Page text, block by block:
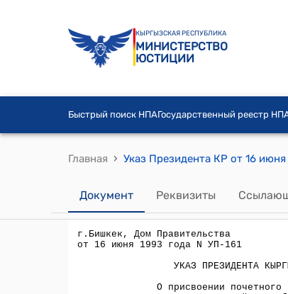
КЫРГЫЗСКАЯ РЕСПУБЛИКА
МИНИСТЕРСТВО
ЮСТИЦИИ
Быстрый поиск НПАГосударственный реестр
Главная ›
Документ Реквизиты